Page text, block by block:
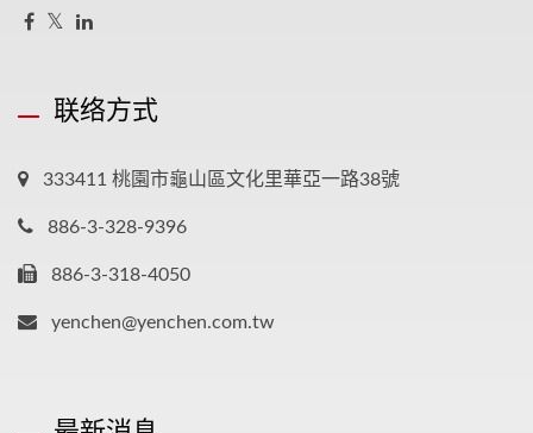
联络方式
333411 桃園市龜山區文化里華亞一路38號
886-3-328-9396
886-3-318-4050
yenchen@yenchen.com.tw